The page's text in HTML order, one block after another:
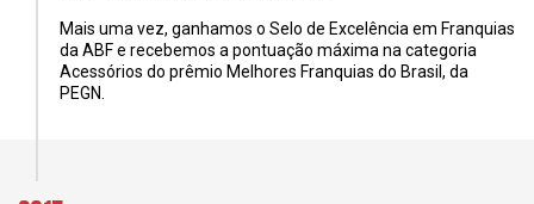
Mais uma vez, ganhamos o Selo de Excelência em Franquias
da ABF e recebemos a pontuação máxima na categoria
Acessórios do prêmio Melhores Franquias do Brasil, da
PEGN.